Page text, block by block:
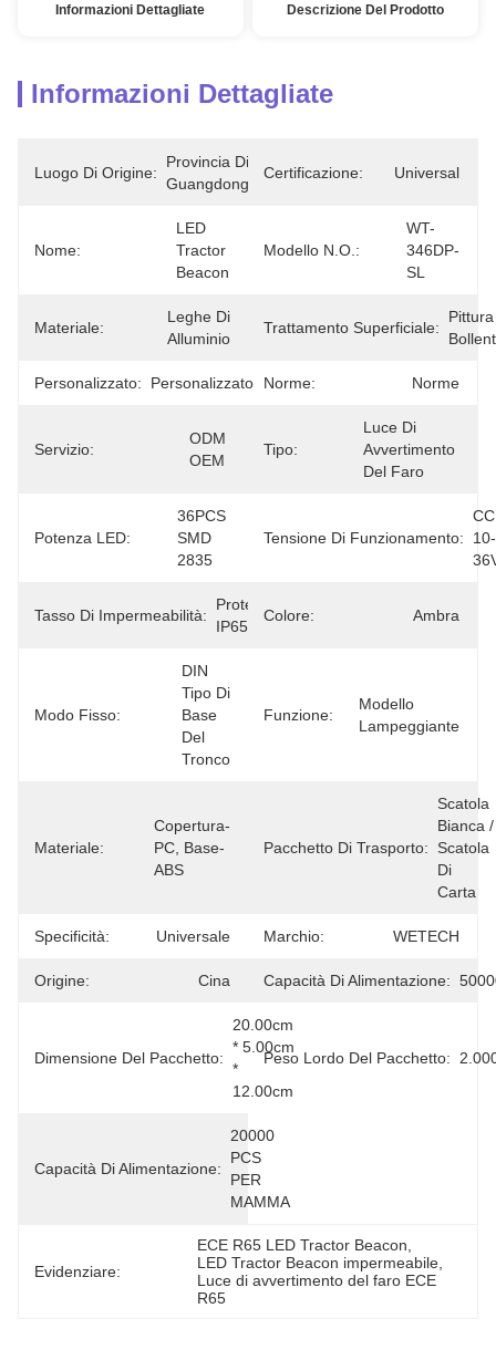
Informazioni Dettagliate Descrizione Del Prodotto
Informazioni Dettagliate
Luogo Di Origine:
Provincia Di
Guangdong
Certificazione: Universal
Nome:
LED
Tractor
Beacon
Modello N.O.:
WT-
346DP-
SL
Materiale:
Leghe Di
Alluminio
Trattamento Superficiale:
Pittura
Personalizzato: Personalizzato Norme: Norme
Servizio:
ODM
OEM
Tipo:
Luce Di
Avvertimento
Del Faro
Potenza LED:
36PCS
SMD
2835
Tensione Di Funzionamento:
CC
10-
Tasso Di Impermeabilità:
Protezione
IP65
Colore: Ambra
Modo Fisso:
DIN
Tipo Di
Base
Del
Tronco
Funzione:
Modello
Lampeggiante
Materiale:
Copertura-
PC, Base-
ABS
Pacchetto Di Trasporto:
Scatola
Bianca /
Scatola
Di
Carta
Specificità: Universale Marchio: WETECH
Origine: Cina Capacità Di Alimentazione:
Dimensione Del Pacchetto:
20.00cm
* 5.00cm
*
12.00cm
Peso Lordo Del Pacchetto:
Capacità Di Alimentazione:
20000
PCS
PER
MAMMA
Evidenziare:
ECE R65 LED Tractor Beacon
LED Tractor Beacon impermeabile
Luce di avvertimento del faro ECE
R65